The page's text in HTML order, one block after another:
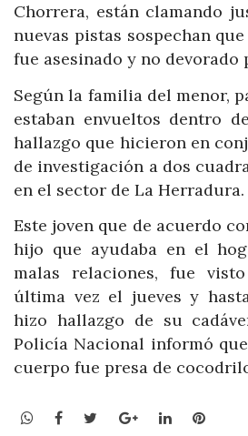
Chorrera, están clamando
nuevas pistas sospechan
fue asesinado y no
Según la familia del menor,
estaban envueltos dentro
hallazgo que hicieron en
de investigación a dos
en el sector de La Herradura.
Este joven que de acuerdo
hijo que ayudaba en el
malas relaciones, fue
última vez el jueves y
hizo hallazgo de su
Policía Nacional informó
cuerpo fue presa de
WhatsApp
Facebook
TwitterGoogle+LinkedIn